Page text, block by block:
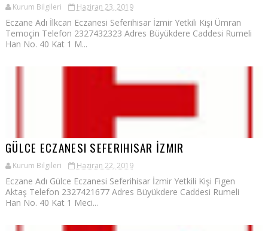
Kurum Bilgileri Haziran 23, 2019
Eczane Adı İlkcan Eczanesi Seferihisar İzmir Yetkili Kişi Ümran
Temoçin Telefon 2327432323 Adres Büyükdere Caddesi Rumeli
Han No. 40 Kat 1 M...
GÜLCE ECZANESI SEFERIHISAR İZMIR
Kurum Bilgileri Haziran 22, 2019
Eczane Adı Gülce Eczanesi Seferihisar İzmir Yetkili Kişi Figen
Aktaş Telefon 2327421677 Adres Büyükdere Caddesi Rumeli
Han No. 40 Kat 1 Meci...